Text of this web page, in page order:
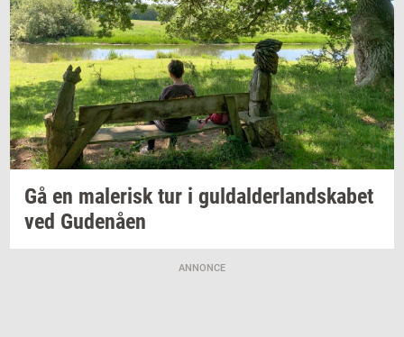
Gå en ma­le­risktur i gul­dal­der­land­ska­bet
ved Gu­denå­en
ANNONCE